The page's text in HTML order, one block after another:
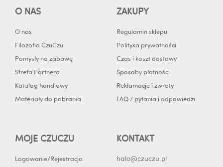
g
r
a
m
d
n
i
n
O NAS
O nas
Filozofia CzuCzu
Pomysły na zabawę
Strefa Partnera
Katalog handlowy
Materiały do pobrania
ZAKUPY
Regulamin sklepu
Polityka prywatności
Czas i koszt dostawy
Sposoby płatności
Reklamacje i zwroty
FAQ / pytania i odpowiedzi
MOJE CZUCZU
Logowanie/Rejestracja
KONTAKT
halo@czuczu.pl